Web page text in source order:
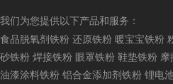
我们为您提供以下产品和服务：
食品脱氧剂铁粉 还原铁粉 暖宝宝铁粉
砂铁粉 焊接铁粉 眼罩铁粉 鞋垫铁粉
油漆涂料铁粉 铝合金添加剂铁粉 锂电